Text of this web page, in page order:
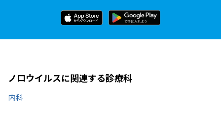
ノロウイルスに関連する診療科
内科